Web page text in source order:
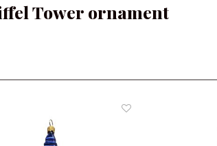
Tower ornament